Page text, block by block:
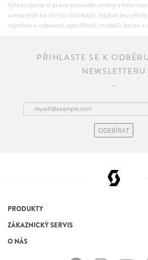
Vyhrazujeme si právo provádět změny v
uvedených na těchto stránkách, kdykoli bez
zejména u vybavení, specifikací, modelů, barev a
PŘIHLASTE SE K
NEWSLETTERU
ODEBÍRAT
PRODUKTY
ZÁKAZNICKÝ SERVIS
O NÁS